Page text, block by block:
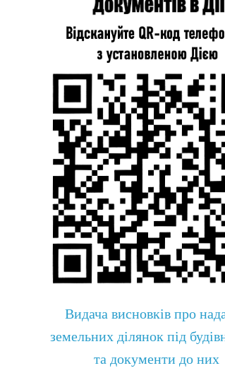
Видача висновків про
земельних ділянок під
та документи до них